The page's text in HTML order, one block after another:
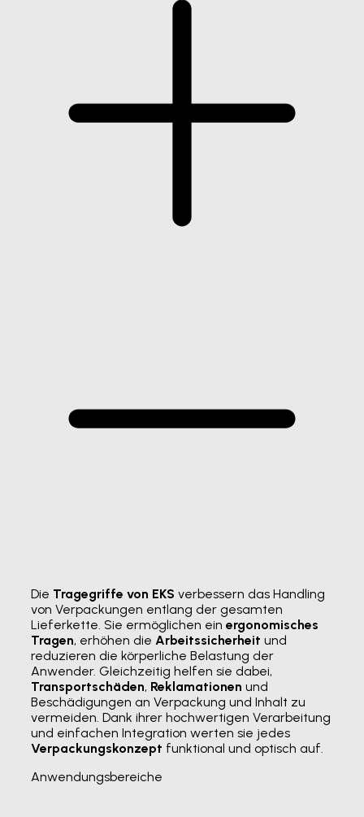
Die Tragegriffe von EKS verbessern das Handling
von Verpackungen entlang der gesamten
Lieferkette. Sie ermöglichen ein ergonomisches
Tragen, erhöhen die Arbeitssicherheit und
reduzieren die körperliche Belastung der
Anwender. Gleichzeitig helfen sie dabei,
Transportschäden, Reklamationen und
Beschädigungen an Verpackung und Inhalt zu
vermeiden. Dank ihrer hochwertigen Verarbeitung
und einfachen Integration werten sie jedes
Verpackungskonzept funktional und optisch auf.
Anwendungsbereiche